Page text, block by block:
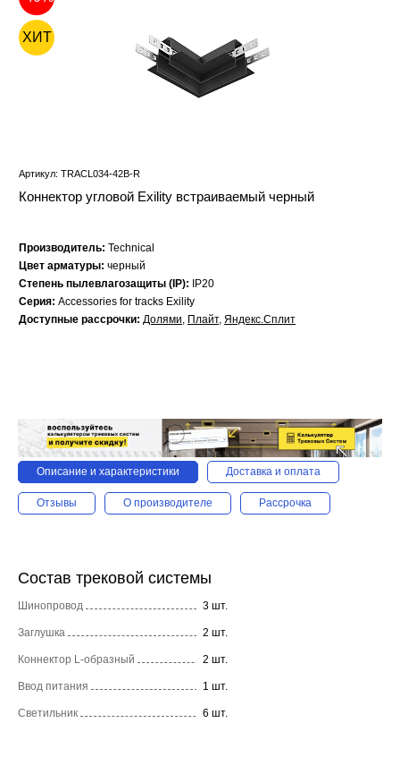
ХИТ
Артикул: TRACL034-42B-R
Коннектор угловой Exility встраиваемый черный
Производитель: Technical
Цвет арматуры: черный
Степень пылевлагозащиты (IP):
IP20
Серия: Accessories for tracks Exility
Доступные рассрочки: Долями, Плайт, Яндекс.Сплит
Описание и характеристики Доставка и оплата
Отзывы О производителе Рассрочка
Состав трековой системы
Шинопровод 3 шт.
Заглушка 2 шт.
Коннектор L-образный 2 шт.
Ввод питания 1 шт.
Светильник 6 шт.